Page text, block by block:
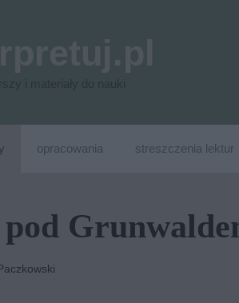
opracowania streszczenia lektur